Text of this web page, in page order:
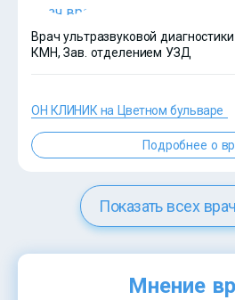
Врач ультразвуковой
КМН, Зав. отделением УЗД
ОН КЛИНИК на Цветном бульваре
Подробнее о
Показать всех
Мнение